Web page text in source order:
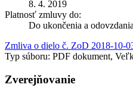
8. 4. 2019
Platnosť zmluvy do:
Do ukončenia a
Zmliva o dielo č. ZoD 2018-10-
Typ súboru: PDF dokument,
Zverejňovanie